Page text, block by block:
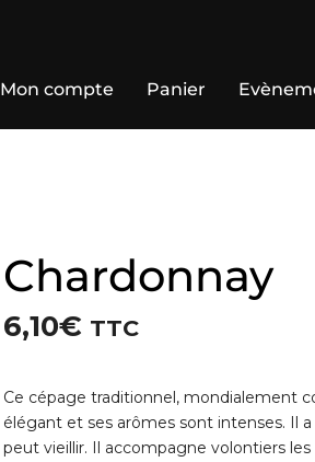
Mon compte Panier
Chardonnay
6,10€ TTC
Ce cépage traditionnel, mondialement
élégant et ses arômes sont intenses. Il
peut vieillir. Il accompagne volontiers les